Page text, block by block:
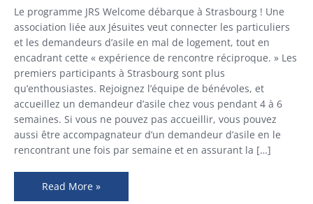
Le programme JRS Welcome débarque à Strasbourg ! Une
association liée aux Jésuites veut connecter les particuliers
et les demandeurs d’asile en mal de logement, tout en
encadrant cette « expérience de rencontre réciproque. » Les
premiers participants à Strasbourg sont plus
qu’enthousiastes. Rejoignez l’équipe de bénévoles, et
accueillez un demandeur d’asile chez vous pendant 4 à 6
semaines. Si vous ne pouvez pas accueillir, vous pouvez
aussi être accompagnateur d’un demandeur d’asile en le
rencontrant une fois par semaine et en assurant la […]
AVEC
JRS
FRANCE
À
STRASBOURG
!
Read More »